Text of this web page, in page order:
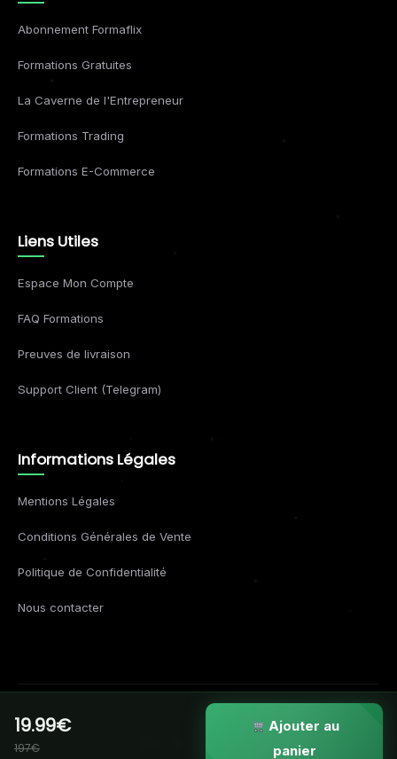
19.99€
197€
Ajouter au
panier
Abonnement Formaflix
Formations Gratuites
La Caverne de l'Entrepreneur
Formations Trading
Formations E-Commerce
Liens Utiles
Espace Mon Compte
FAQ Formations
Preuves de livraison
Support Client (Telegram)
Informations Légales
Mentions Légales
Conditions Générales de Vente
Politique de Confidentialité
Nous contacter
© 2026 Formations Business. Tous droits réservés.